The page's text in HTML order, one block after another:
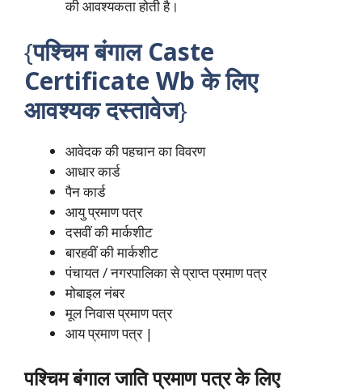
की आवश्यकता होती है।
{पश्चिम बंगालCaste
Certificate Wb के लिए
आवश्यक दस्तावेज}
आवेदक की पहचान का विवरण
आधार कार्ड
पैन कार्ड
आयु प्रमाण पत्र
दसवीं की मार्कशीट
बारहवीं की मार्कशीट
पंचायत / नगरपालिका से प्राप्त प्रमाण पत्र
मोबाइल नंबर
मूल निवास प्रमाण पत्र
आय प्रमाण पत्र |
पश्चिम बंगाल जाति प्रमाण पत्र के लिए